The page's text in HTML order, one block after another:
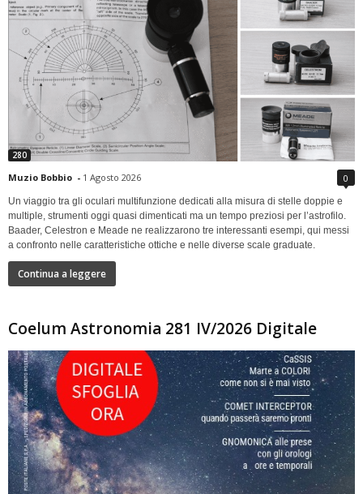
280
Muzio Bobbio - 1 Agosto 2026 0
Un viaggio tra gli oculari multifunzione dedicati alla misura di stelle doppie e
multiple, strumenti oggi quasi dimenticati ma un tempo preziosi per l’astrofilo.
Baader, Celestron e Meade ne realizzarono tre interessanti esempi, qui messi
a confronto nelle caratteristiche ottiche e nelle diverse scale graduate.
Continua a leggere
Coelum Astronomia 281 IV/2026 Digitale